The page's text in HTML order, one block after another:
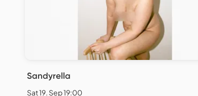
Sandyrella
Sat 19. Sep 19:00